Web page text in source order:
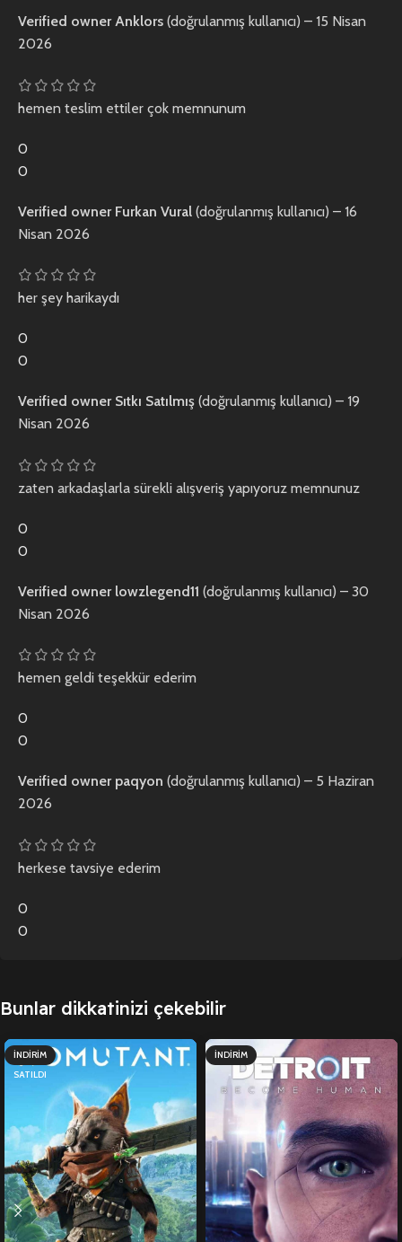
Verified ownerAnklors (doğrulanmış kullanıcı) – 15 Nisan
2026
hemen teslim ettiler çok memnunum
0
0
Verified owner Furkan Vural (doğrulanmış kullanıcı) – 16
Nisan 2026
her şey harikaydı
0
0
Verified owner Sıtkı Satılmış (doğrulanmış kullanıcı) – 19
Nisan 2026
zaten arkadaşlarla sürekli alışveriş yapıyoruz memnunuz
0
0
Verified owner lowzlegend11 (doğrulanmış kullanıcı) – 30
Nisan 2026
hemen geldi teşekkür ederim
0
0
Verified owner paqyon (doğrulanmış kullanıcı) – 5 Haziran
2026
herkese tavsiye ederim
0
0
Bunlar dikkatinizi çekebilir
İNDIRIM
SATILDI
İNDIRIM